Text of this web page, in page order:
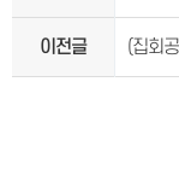
이전글 (집회